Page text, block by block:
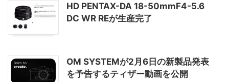
HD PENTAX-DA 18-50mmF4-5.6
DC WR REが生産完了
OM SYSTEMが2月6日の新製品発表
を予告するティザー動画を公開